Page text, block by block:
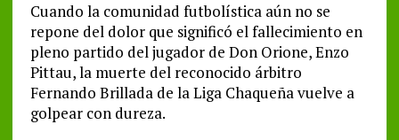
Cuando la comunidad futbolística aún no se
repone del dolor que significó el fallecimiento en
pleno partido del jugador de Don Orione, Enzo
Pittau, la muerte del reconocido árbitro
Fernando Brillada de la Liga Chaqueña vuelve a
golpear con dureza.